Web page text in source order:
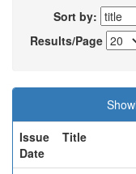
Sort by:
Results/Page
Issue
Date
Title